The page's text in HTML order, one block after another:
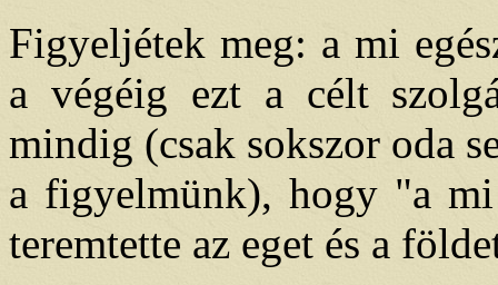
Figyeljétek meg: a mi
a végéig ezt a célt
mindig (csak sokszor oda
a figyelmünk), hogy "a
teremtette az eget és a